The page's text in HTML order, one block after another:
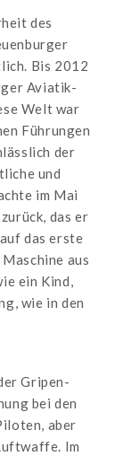
des
Bis 2012
Aviatik-
Welt war
Führungen
der
und
im Mai
das er
das erste
aus
ein Kind,
wie in den
Gripen-
bei den
aber
Im